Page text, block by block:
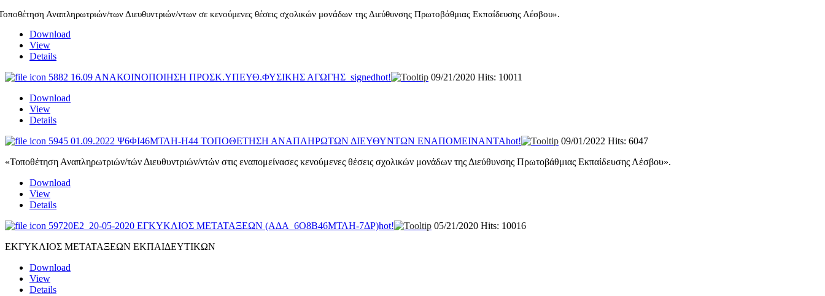
Αναπληρωτριών/των Διευθυντριών/ντων σε κενούμενες θέσεις σχολικών μονάδων της Διεύθυνσης Πρωτοβάθμιας Εκπαίδευσης Λέσβου».
Download
View
Details
5882 16.09 ΑΝΑΚΟΙΝΟΠΟΙΗΣΗ ΠΡΟΣΚ.ΥΠΕΥΘ.ΦΥΣΙΚΗΣ ΑΓΩΓΗΣ_signedhot! 09/21/2020 Hits: 10011
Download
View
Details
5945 01.09.2022 Ψ6ΦΙ46ΜΤΛΗ-Η44 ΤΟΠΟΘΕΤΗΣΗ ΑΝΑΠΛΗΡΩΤΩΝ ΔΙΕΥΘΥΝΤΩΝ ΕΝΑΠΟΜΕΙΝΑΝΤΑhot! 09/01/2022 Hits: 6047
«Τοποθέτηση Αναπληρωτριών/τών Διευθυντριών/ντών στις εναπομείνασες κενούμενες θέσεις σχολικών μονάδων της Διεύθυνσης Πρωτοβάθμιας Εκπαίδευσης Λέσβου».
Download
View
Details
59720E2_20-05-2020 ΕΓΚΥΚΛΙΟΣ ΜΕΤΑΤΑΞΕΩΝ (ΑΔΑ_6Ο8Β46ΜΤΛΗ-7ΔΡ)hot! 05/21/2020 Hits: 10016
ΕΚΓΥΚΛΙΟΣ ΜΕΤΑΤΑΞΕΩΝ ΕΚΠΑΙΔΕΥΤΙΚΩΝ
Download
View
Details